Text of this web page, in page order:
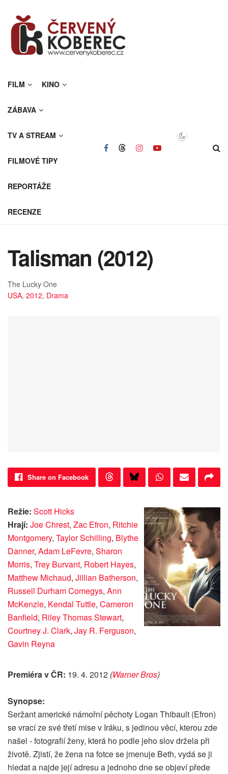
FILM KINO
ZÁBAVA
TV A STREAM
FILMOVÉ TIPY
REPORTÁŽE
RECENZE
Talisman (2012)
The Lucky One
USA, 2012, Drama
Share on Facebook
Režie: Scott Hicks
Hrají: Joe Chrest, Zac Efron, Ritchie
Montgomery, Taylor Schilling, Blythe
Danner, Adam LeFevre, Sharon
Morris, Trey Burvant, Robert Hayes,
Matthew Michaud, Jillian Batherson,
Russell Durham Comegys, Ann
McKenzie, Kendal Tuttle, Cameron
Banfield, Riley Thomas Stewart,
Courtney J. Clark, Jay R. Ferguson,
Gavin Reyna
Premiéra v ČR: 19. 4. 2012 (Warner Bros)
Synopse:
Seržant americké námořní pěchoty Logan Thibault (Efron)
se vrací ze své třetí mise v Iráku, s jedinou věcí, kterou zde
našel - fotografií ženy, která ho podle jeho slov držela při
životě. Zjistí, že žena na fotce se jmenuje Beth, vydá se ji
hledat a najde její adresu a jednoho dne se objeví přede